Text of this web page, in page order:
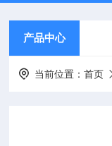
产品中心
当前位置：首页